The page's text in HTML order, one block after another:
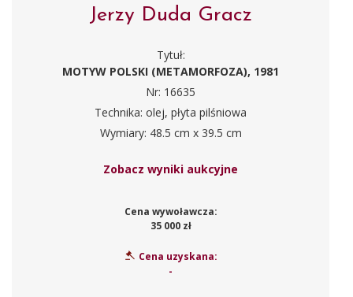
Jerzy Duda Gracz
Tytuł:
MOTYW POLSKI (METAMORFOZA), 1981
Nr: 16635
Technika: olej, płyta pilśniowa
Wymiary: 48.5 cm x 39.5 cm
Zobacz wyniki aukcyjne
Cena wywoławcza:
35 000 zł
Cena uzyskana:
-